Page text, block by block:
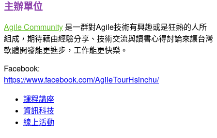
主辦單位
Agile Community 是一群對Agile技術有興趣或是狂熱的人所
組成，期待藉由經驗分享、技術交流與讀書心得討論來讓台灣
軟體開發能更進步，工作能更快樂。
Facebook:
https://www.facebook.com/AgileTourHsinchu/
課程講座
資訊科技
線上活動